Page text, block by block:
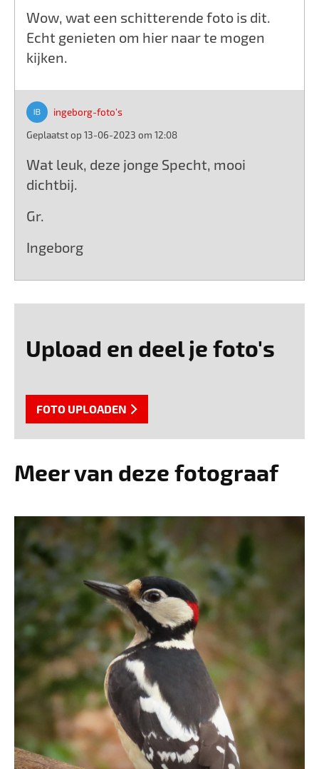
Wow, wat een schitterende foto is dit.
Echt genieten om hier naar te mogen
kijken.
ingeborg-foto's
Geplaatst op 13-06-2023 om 12:08
Wat leuk, deze jonge Specht, mooi
dichtbij.
Gr.
Ingeborg
Upload en deel je foto's
FOTO UPLOADEN
Meer van deze fotograaf